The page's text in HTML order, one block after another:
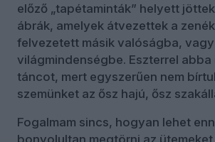
előző „tapétaminták” helyett
ábrák, amelyek átvezettek a
felvezetett másik valóságba,
világmindenségbe. Eszterrel abba
táncot, mert egyszerűen nem
szemünket az ősz hajú, ősz
Fogalmam sincs, hogyan lehet